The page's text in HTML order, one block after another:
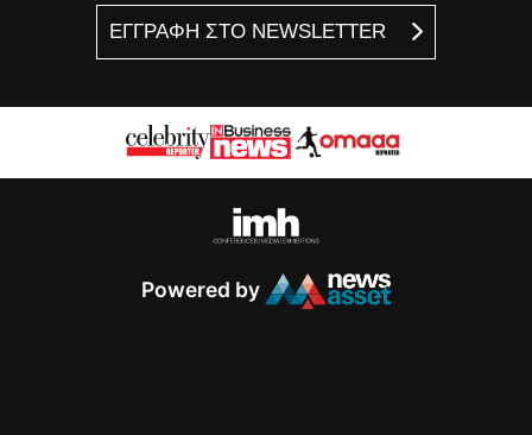
ΕΓΓΡΑΦΗ ΣΤΟ NEWSLETTER
Powered by